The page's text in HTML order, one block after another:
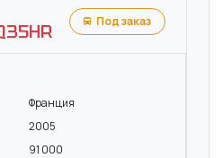
Под заказ
Франция
2005
91 000